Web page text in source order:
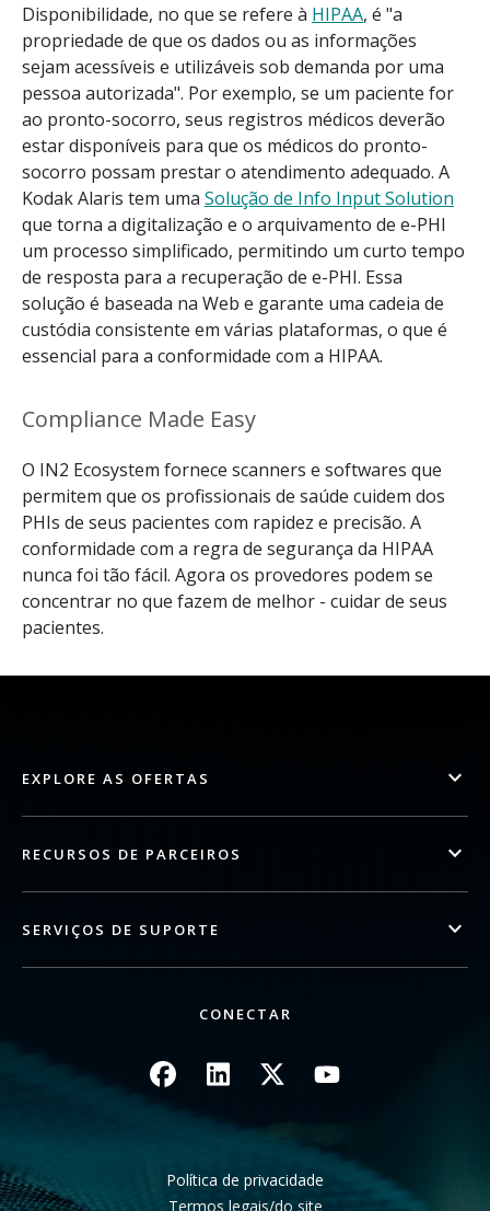
Disponibilidade, no que se refere à HIPAA, é "a
propriedade de que os dados ou as informações
sejam acessíveis e utilizáveis sob demanda por uma
pessoa autorizada". Por exemplo, se um paciente for
ao pronto-socorro, seus registros médicos deverão
estar disponíveis para que os médicos do pronto-
socorro possam prestar o atendimento adequado. A
Kodak Alaris tem uma Solução de Info Input Solution
que torna a digitalização e o arquivamento de e-PHI
um processo simplificado, permitindo um curto tempo
de resposta para a recuperação de e-PHI. Essa
solução é baseada na Web e garante uma cadeia de
custódia consistente em várias plataformas, o que é
essencial para a conformidade com a HIPAA.
Compliance Made Easy
O IN2 Ecosystem fornece scanners e softwares que
permitem que os profissionais de saúde cuidem dos
PHIs de seus pacientes com rapidez e precisão. A
conformidade com a regra de segurança da HIPAA
nunca foi tão fácil. Agora os provedores podem se
concentrar no que fazem de melhor - cuidar de seus
pacientes.
EXPLORE AS OFERTAS
RECURSOS DE PARCEIROS
SERVIÇOS DE SUPORTE
CONECTAR
ImagemImagemImagemImagem
Política de privacidade
Termos legais/do site